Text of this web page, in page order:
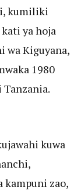
kumiliki
ya hoja
wa Kiguyana,
1980
kuwa
kampuni zao,